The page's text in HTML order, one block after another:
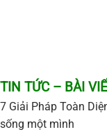
TIN TỨC – BÀI
7 Giải Pháp Toàn
sống một mình